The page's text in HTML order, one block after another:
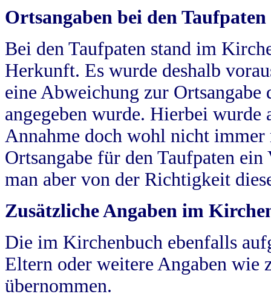
Ortsangaben bei den Taufpaten
Bei den Taufpaten stand im
Herkunft. Es wurde deshalb
eine Abweichung zur
angegeben wurde. Hierbei wurde
Annahme doch wohl nicht
Ortsangabe für den Taufpaten
man aber von der Richtigkeit
Zusätzliche Angaben im
Die im Kirchenbuch ebenfalls
Eltern oder weitere Angaben wie
übernommen.